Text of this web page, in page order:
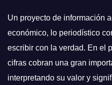
Un proyecto de información
económico, lo periodístico
escribir con la verdad. En el
cifras cobran una gran
interpretando su valor y